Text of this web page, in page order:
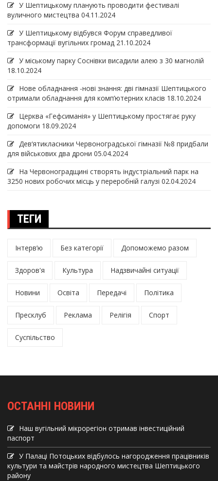
У Шептицькому планують проводити фестивалі
вуличного мистецтва 04.11.2024
У Шептицькому відбувся Форум справедливої
трансформації вугільних громад 21.10.2024
У міському парку Соснівки висадили алею з 30 магнолій
18.10.2024
Нове обладнання -нові знання: дві гімназії Шептицького
отримали обладнання для комп’ютерних класів 18.10.2024
Церква «Гефсиманія» у Шептицькому простягає руку
допомоги 18.09.2024
Дев‘ятикласники Червоноградської гімназії №8 придбали
для військових два дрони 05.04.2024
На Червоноградщині створять індустріальний парк на
3250 нових робочих місць у переробній галузі 02.04.2024
ТЕГИ
Інтерв’ю Без категорії Допоможемо разом
Здоров'я Культура Надзвичайні ситуації
Новини Освіта Передачі Політика
Пресклуб Реклама Релігія Спорт
Суспільство
ОСТАННІ НОВИНИ
Наш вугільний мікрорегіон отримав інвеcтиційний
паспорт
У Палаці Потоцьких відбулось нагородження працівників
культури та майстрів народного мистецтва Шептицького
району